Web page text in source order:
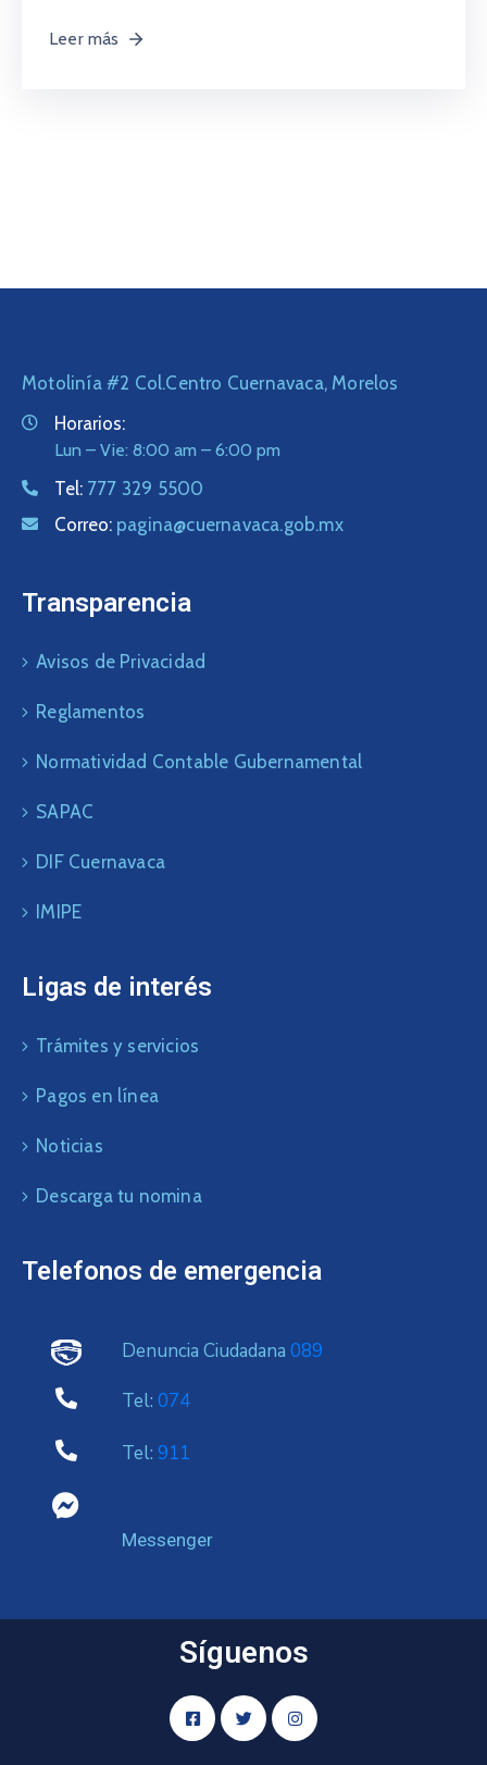
Leer más
Motolinía #2 Col.Centro Cuernavaca, Morelos
Horarios:
Lun – Vie: 8:00 am – 6:00 pm
Tel: 777 329 5500
Correo: pagina@cuernavaca.gob.mx
Transparencia
Avisos de Privacidad
Reglamentos
Normatividad Contable Gubernamental
SAPAC
DIF Cuernavaca
IMIPE
Ligas de interés
Trámites y servicios
Pagos en línea
Noticias
Descarga tu nomina
Telefonos de emergencia
Denuncia Ciudadana 089
Tel: 074
Tel: 911
Messenger
Síguenos